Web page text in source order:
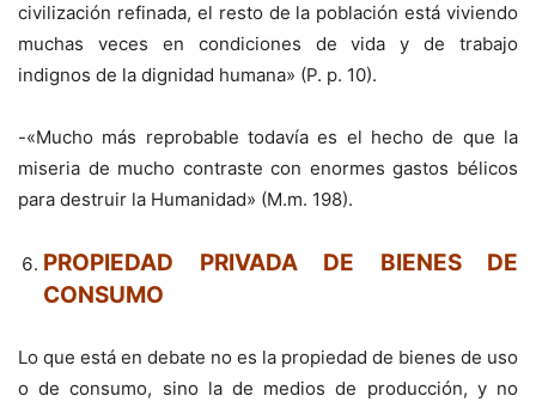
civilización refinada, el resto de la población está viviendo
muchas veces en condiciones de vida y de trabajo
indignos de la dignidad humana» (P. p. 10).
-«Mucho más reprobable todavía es el hecho de que la
miseria de mucho contraste con enormes gastos bélicos
para destruir la Humanidad» (M.m. 198).
PROPIEDAD PRIVADA DE BIENES DE
CONSUMO
Lo que está en debate no es la propiedad de bienes de uso
o de consumo, sino la de medios de producción, y no